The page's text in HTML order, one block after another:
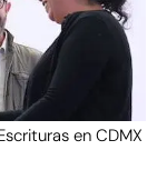
en CDMX